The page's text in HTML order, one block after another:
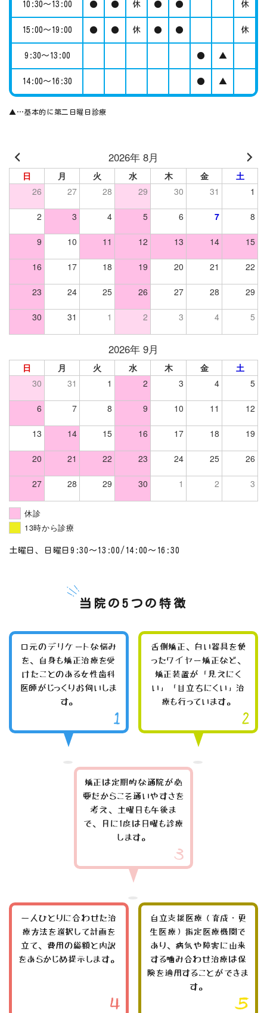
10:30～13:00 ● ● 休 ● ● 休
15:00～19:00 ● ● 休 ● ● 休
9:30～13:00 ● ▲
14:00～16:30 ● ▲
▲…基本的に第二日曜日診療
2026年 8月
日 月 火 水 木 金
土
26
27 28 29 30 31 1
2 3 4 5 6 7 8
9 10 11 12 13 14 15
16 17 18 19 20 21 22
23 24 25 26 27 28 29
30 31 1 2 3 4 5
2026年 9月
日 月 火 水 木 金
土
30
31 1 2 3 4 5
6 7 8 9 10 11 12
13 14 15 16 17 18 19
20 21 22 23 24 25 26
27 28 29 30 1 2 3
休診
13時から診療
土曜日、日曜日9:30～13:00/14:00～16:30
当院の5つの特徴
口元のデリケートな悩み
を、自身も矯正治療を受
けたことのある女性歯科
医師がじっくりお伺いしま
す。
舌側矯正、白い器具を使
ったワイヤー矯正など、
矯正装置が「見えにく
い」「目立ちにくい」治
療も行っています。
矯正は定期的な通院が必
要だからこそ通いやすさを
考え、土曜日も午後ま
で、月に1度は日曜も診療
します。
一人ひとりに合わせた治
療方法を選択して計画を
立て、費用の総額と内訳
をあらかじめ提示します。
自立支援医療（育成・更
生医療）指定医療機関で
あり、病気や障害に由来
する噛み合わせ治療は保
険を適用することができま
す。